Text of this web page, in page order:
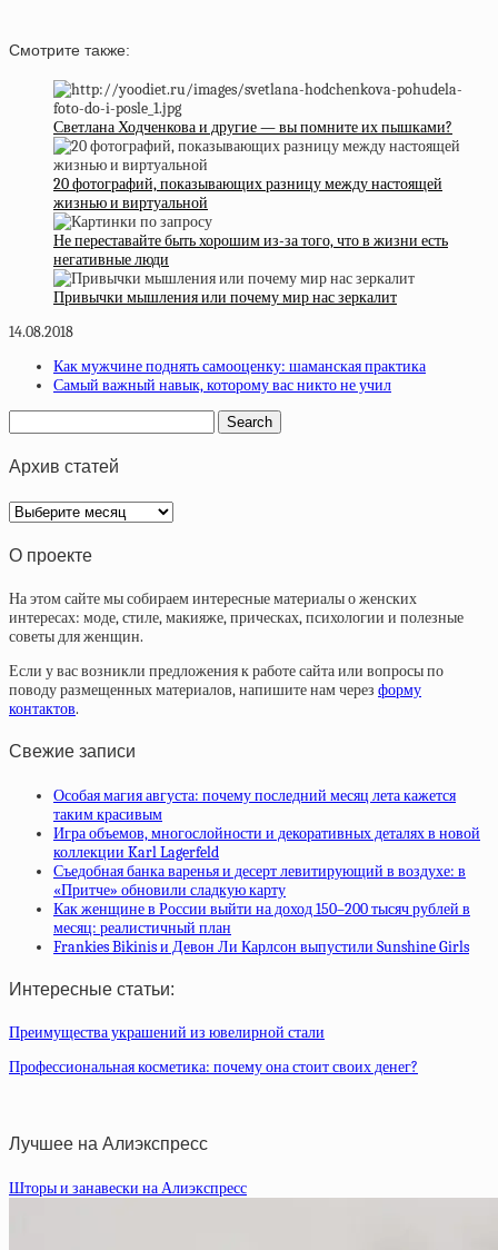
Смотрите также:
Светлана Ходченкова и другие — вы помните их пышками?
20 фотографий, показывающих разницу между настоящей
жизнью и виртуальной
Не переставайте быть хорошим из-за того, что в жизни есть
негативные люди
Привычки мышления или почему мир нас зеркалит
14.08.2018
Как мужчине поднять самооценку: шаманская практика
Самый важный навык, которому вас никто не учил
Архив статей
Архив
статей
О проекте
На этом сайте мы собираем интересные материалы о женских
интересах: моде, стиле, макияже, прическах, психологии и полезные
советы для женщин.
Если у вас возникли предложения к работе сайта или вопросы по
поводу размещенных материалов, напишите нам через форму
контактов.
Свежие записи
Особая магия августа: почему последний месяц лета кажется
таким красивым
Игра объемов, многослойности и декоративных деталях в новой
коллекции Karl Lagerfeld
Съедобная банка варенья и десерт левитирующий в воздухе: в
«Притче» обновили сладкую карту
Как женщине в России выйти на доход 150–200 тысяч рублей в
месяц: реалистичный план
Frankies Bikinis и Девон Ли Карлсон выпустили Sunshine Girls
Интересные статьи:
Преимущества украшений из ювелирной стали
Профессиональная косметика: почему она стоит своих денег?
Лучшее на Алиэкспресс
Шторы и занавески на Алиэкспресс